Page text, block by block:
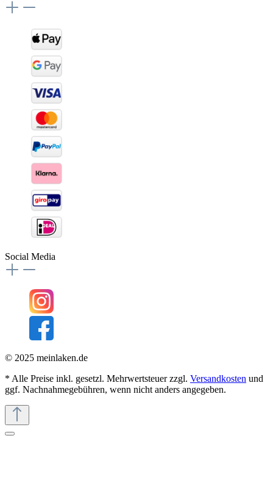
Social Media
© 2025 meinlaken.de
* Alle Preise inkl. gesetzl. Mehrwertsteuer zzgl. Versandkosten und
ggf. Nachnahmegebühren, wenn nicht anders angegeben.